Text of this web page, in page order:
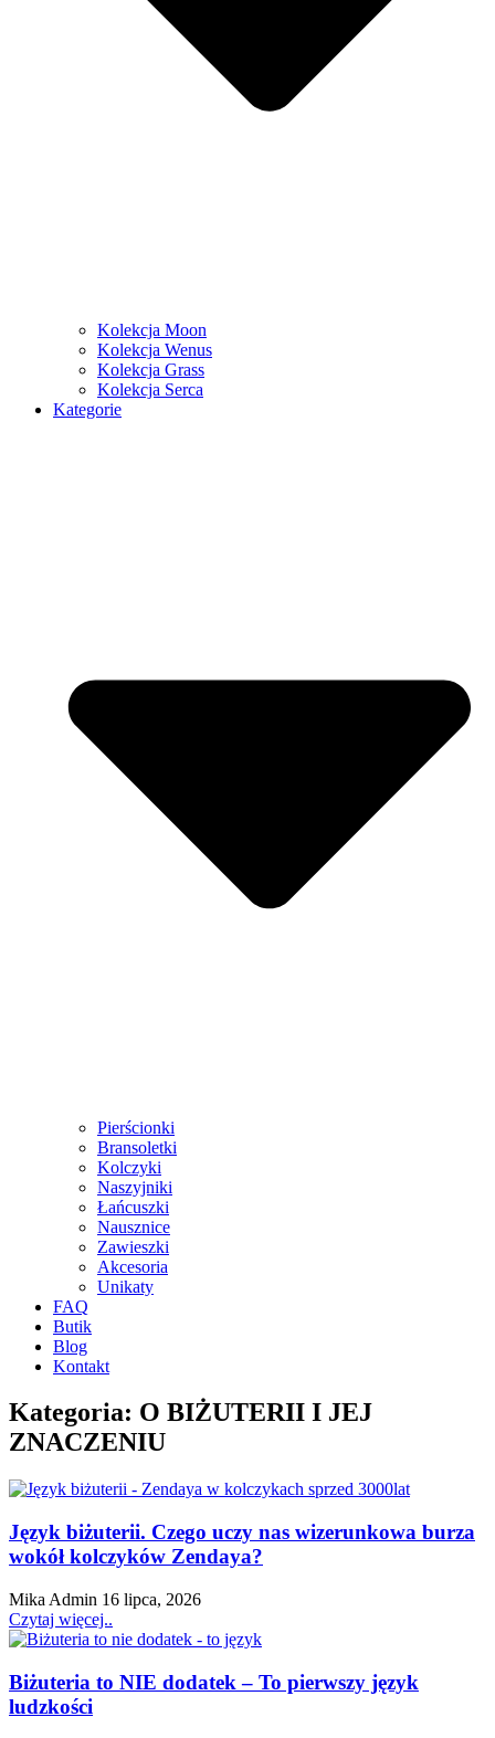
Kolekcja Moon
Kolekcja Wenus
Kolekcja Grass
Kolekcja Serca
Kategorie
Pierścionki
Bransoletki
Kolczyki
Naszyjniki
Łańcuszki
Nausznice
Zawieszki
Akcesoria
Unikaty
FAQ
Butik
Blog
Kontakt
Kategoria: O BIŻUTERII I JEJ
ZNACZENIU
Język biżuterii. Czego uczy nas wizerunkowa burza
wokół kolczyków Zendaya?
Mika Admin 16 lipca, 2026
Czytaj więcej..
Biżuteria to NIE dodatek – To pierwszy język
ludzkości